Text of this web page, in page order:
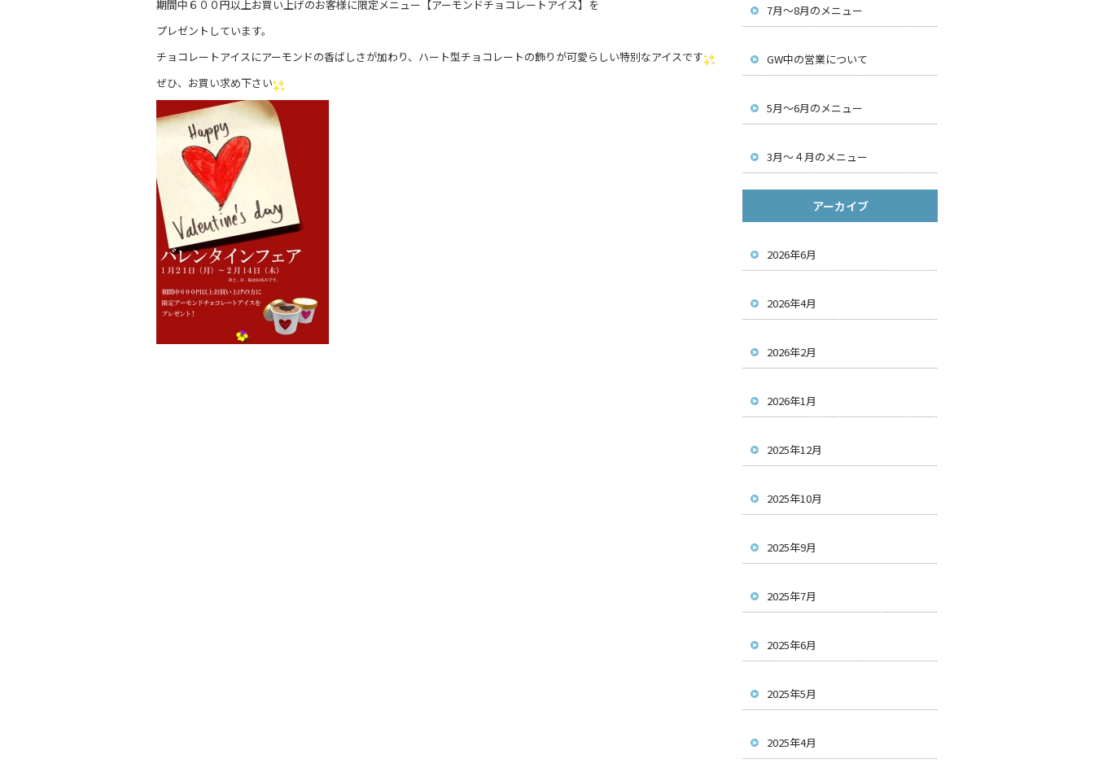
e
b
o
o
k
期間中６００円以上お買い上げのお客様に限定メニュー【アーモンドチョコレートアイス】を
プレゼントしています。
チョコレートアイスにアーモンドの香ばしさが加わり、ハート型チョコレートの飾りが可愛らしい特別なアイスです
ぜひ、お買い求め下さい
7月～8月のメニュー
GW中の営業について
5月～6月のメニュー
3月～４月のメニュー
アーカイブ
2026年6月
2026年4月
2026年2月
2026年1月
2025年12月
2025年10月
2025年9月
2025年7月
2025年6月
2025年5月
2025年4月